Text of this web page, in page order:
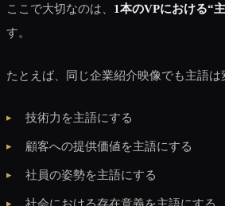
ここで大切なのは、 1本のVPにおける“
す。
たとえば、同じ企業紹介映像でも主語は
技術力を主語にする
顧客への提供価値を主語にする
社員の姿勢を主語にする
社会における存在意義を主語にする